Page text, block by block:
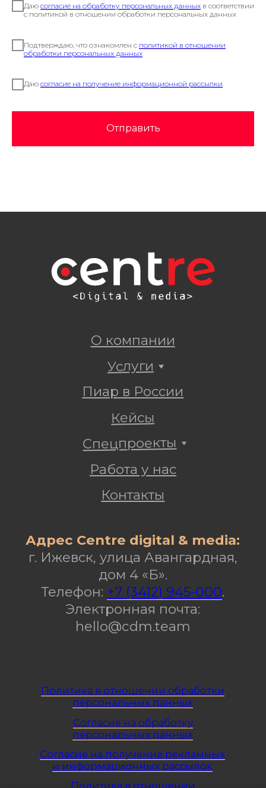
Даю согласие на обработку персональных данных в соответствии
с политикой в отношении обработки персональных данных
Подтверждаю, что ознакомлен с политикой в отношении
обработки персональных данных
Даю согласие на получение информационной рассылки
Отправить